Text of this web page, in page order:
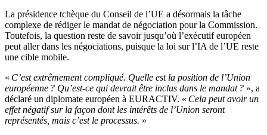
La présidence tchèque du Conseil de l’UE a désormais la tâche
complexe de rédiger le mandat de négociation pour la Commission.
Toutefois, la question reste de savoir jusqu’où l’exécutif européen
peut aller dans les négociations, puisque la loi sur l’IA de l’UE reste
une cible mobile.
« C’est extrêmement compliqué. Quelle est la position de l’Union
européenne ? Qu’est-ce qui devrait être inclus dans le mandat ? », a
déclaré un diplomate européen à EURACTIV. « Cela peut avoir un
effet négatif sur la façon dont les intérêts de l’Union seront
représentés, mais c’est le processus. »